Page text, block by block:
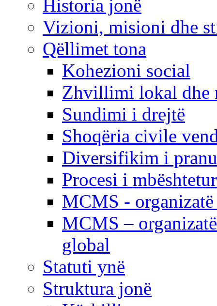
Historia jonë
Vizioni, misioni dhe
Qëllimet tona
Kohezioni social
Zhvillimi lokal dhe
Sundimi i drejtë
Shoqëria civile
Diversifikim i
Procesi i
MCMS -
MCMS –
global
Statuti ynë
Struktura jonë